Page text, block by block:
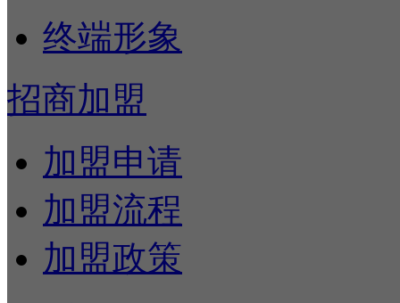
终端形象
招商加盟
加盟申请
加盟流程
加盟政策